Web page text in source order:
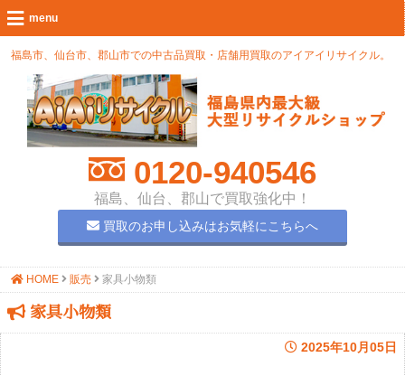
福島市、仙台市、郡山市での中古品買取・店舗用買取のアイアイリサイクル。
0120-940546
福島、仙台、郡山で買取強化中！
買取のお申し込みはお気軽にこちらへ
HOME 販売 家具小物類
家具小物類
2025年10月05日